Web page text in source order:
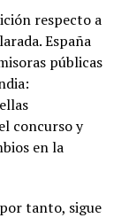
respecto a
España
públicas
concurso y
en la
tanto, sigue